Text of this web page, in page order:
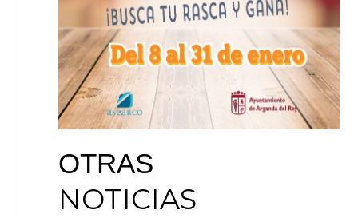
OTRAS
NOTICIAS